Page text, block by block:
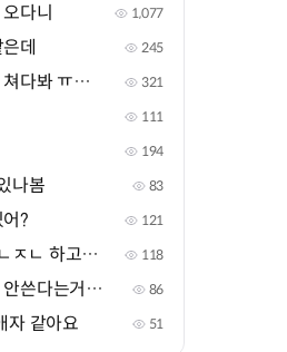
다니 1,077
데 245
남친이 자꾸 크신 여성분들 쳐다봐 ㅠㅠㅠ 321
111
194
나봄 83
? 121
정상체중인데 마운자로 ㅈㄴㅈㄴ 하고싶음 118
남자는 관심없으면 시간 돈 안쓴다는거 진짜야? 86
자 같아요 51